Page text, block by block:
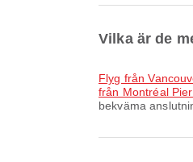
Vilka är de
Flyg från
från Montréal
bekväma